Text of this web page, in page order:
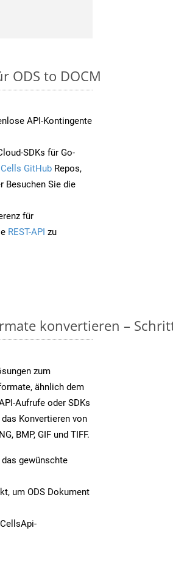
ODS to DOCM
API-Kontingente
SDKs für Go-
GitHub Repos,
Besuchen Sie die
für
REST-API zu
konvertieren –
zum
ähnlich dem
Aufrufe oder SDKs
Konvertieren von
BMP, GIF und TIFF.
gewünschte
um ODS Dokument